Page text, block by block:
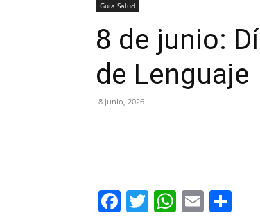
Guía Salud
8 de junio:
de Lenguaje
8 junio, 2026
Facebook
TwitterEmail